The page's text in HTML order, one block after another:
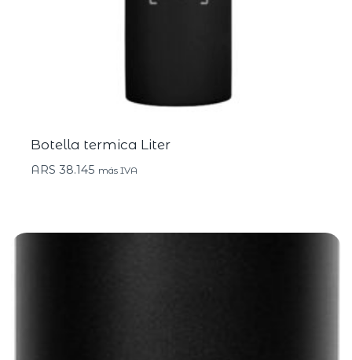
Botella termica Liter
ARS 38.145 más IVA